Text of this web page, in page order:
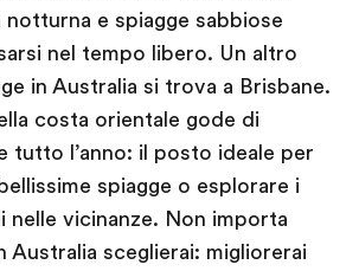
notturna e spiagge sabbiose
nel tempo libero. Un altro
in Australia si trova a Brisbane.
costa orientale gode di
tutto l’anno: il posto ideale per
spiagge o esplorare i
nelle vicinanze. Non importa
Australia sceglierai: migliorerai